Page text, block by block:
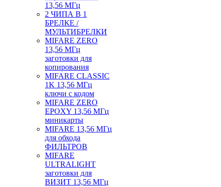
13,56 МГц
2 ЧИПА В 1
БРЕЛКЕ /
МУЛЬТИБРЕЛКИ
MIFARE ZERO
13,56 МГц
заготовки для
копирования
MIFARE CLASSIC
1K 13,56 МГц
ключи с кодом
MIFARE ZERO
EPOXY 13,56 МГц
миникарты
MIFARE 13,56 МГц
для обхода
ФИЛЬТРОВ
MIFARE
ULTRALIGHT
заготовки для
ВИЗИТ 13,56 МГц